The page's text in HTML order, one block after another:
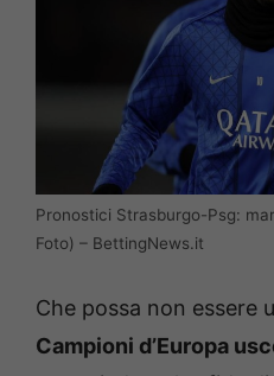
Pronostici Strasburgo-Psg:
Foto) – BettingNews.it
Che possa non essere
Campioni d’Europa